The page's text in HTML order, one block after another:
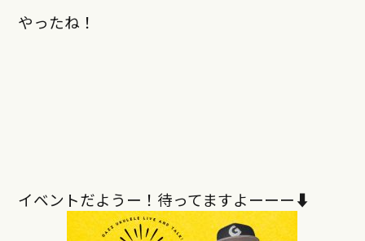
やったね！
イベントだようー！待ってますよーーー⬇︎